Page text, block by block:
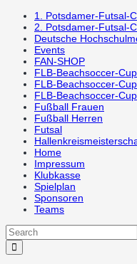
1. Potsdamer-Futsal-
2. Potsdamer-Futsal-
Deutsche
Events
FAN-SHOP
FLB-Beachsoccer-
FLB-Beachsoccer-
FLB-Beachsoccer-
Fußball Frauen
Fußball Herren
Futsal
Home
Impressum
Klubkasse
Spielplan
Sponsoren
Teams